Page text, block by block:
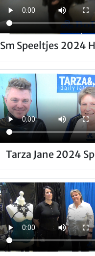
Sm Speeltjes 2024
Tarza Jane 2024